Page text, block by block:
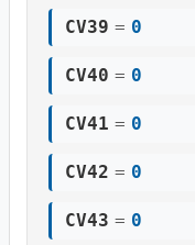
CV39 = 0
CV40 = 0
CV41 = 0
CV42 = 0
CV43 = 0